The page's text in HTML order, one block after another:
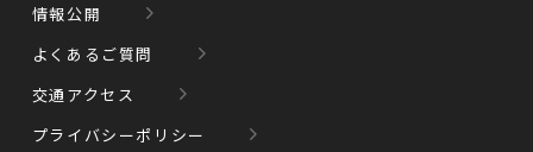
情報公開
よくあるご質問
交通アクセス
プライバシーポリシー